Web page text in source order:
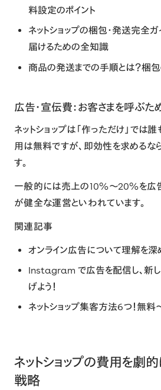
料設定のポイント
ネットショップの梱包・発送完全ガ
届けるための全知識
商品の発送までの手順とは？梱
広告・宣伝費：お客さまを呼ぶた
ネットショップは「作っただけ」では
用は無料ですが、即効性を求める
す。
一般的には売上の10%〜20%を広
が健全な運営といわれています。
関連記事
オンライン広告について理解を深
Instagram で広告を配信し、新
げよう！
ネットショップ集客方法6つ！無料
ネットショップの費用を劇
戦略